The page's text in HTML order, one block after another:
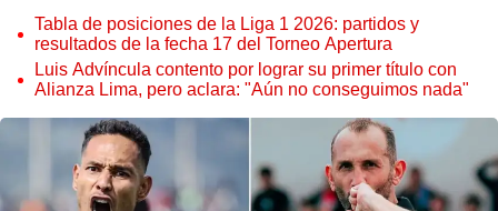
Tabla de posiciones de la Liga 1 2026: partidos y
resultados de la fecha 17 del Torneo Apertura
Luis Advíncula contento por lograr su primer título con
Alianza Lima, pero aclara: "Aún no conseguimos nada"